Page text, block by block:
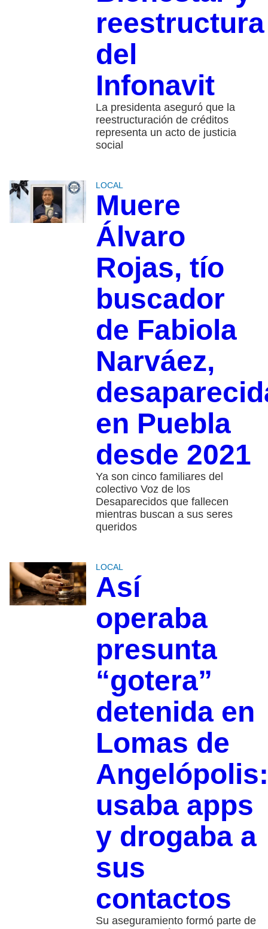
reestructura
del
Infonavit
La presidenta aseguró que la
reestructuración de créditos
representa un acto de justicia
social
LOCAL
Muere
Álvaro
Rojas, tío
buscador
de Fabiola
Narváez,
en Puebla
desde 2021
Ya son cinco familiares del
colectivo Voz de los
Desaparecidos que fallecen
mientras buscan a sus seres
queridos
LOCAL
Así
operaba
presunta
“gotera”
detenida en
Lomas de
Angelópolis:
usaba apps
y drogaba a
sus
contactos
Su aseguramiento formó parte de